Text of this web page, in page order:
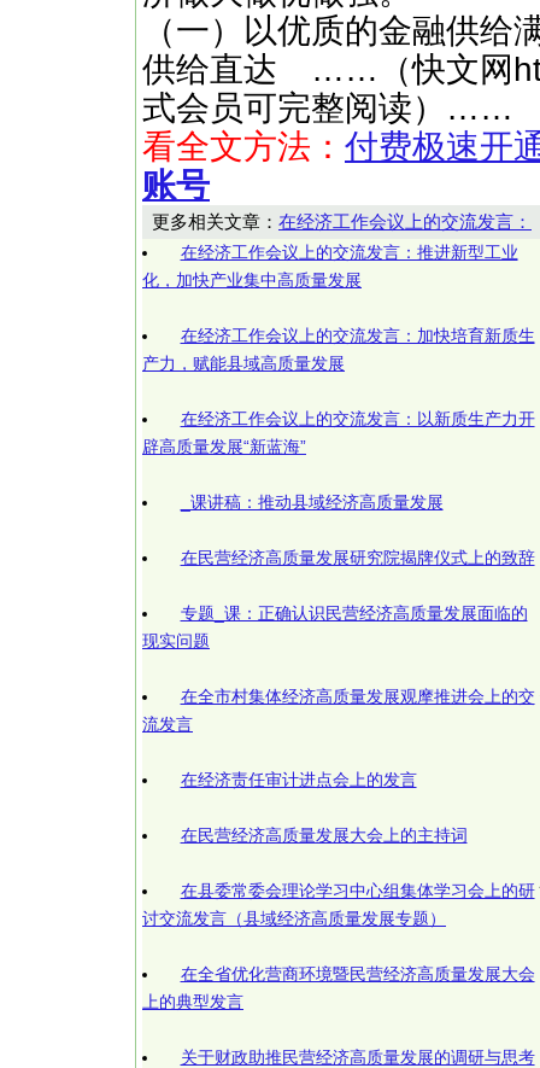
（一）以优质的金融供给
供给直达 ……（快文网
式会员可完整阅读）……
看全文方法： 付费极速开
账号
更多相关文章： 在经济工作会议上的交流发言：
在经济工作会议上的交流发言：推进新型工业
化，加快产业集中高质量发展
在经济工作会议上的交流发言：加快培育新质生
产力，赋能县域高质量发展
在经济工作会议上的交流发言：以新质生产力开
辟高质量发展“新蓝海”
_课讲稿：推动县域经济高质量发展
在民营经济高质量发展研究院揭牌仪式上的致辞
专题_课：正确认识民营经济高质量发展面临的
现实问题
在全市村集体经济高质量发展观摩推进会上的交
流发言
在经济责任审计进点会上的发言
在民营经济高质量发展大会上的主持词
在县委常委会理论学习中心组集体学习会上的研
讨交流发言（县域经济高质量发展专题）
在全省优化营商环境暨民营经济高质量发展大会
上的典型发言
关于财政助推民营经济高质量发展的调研与思考